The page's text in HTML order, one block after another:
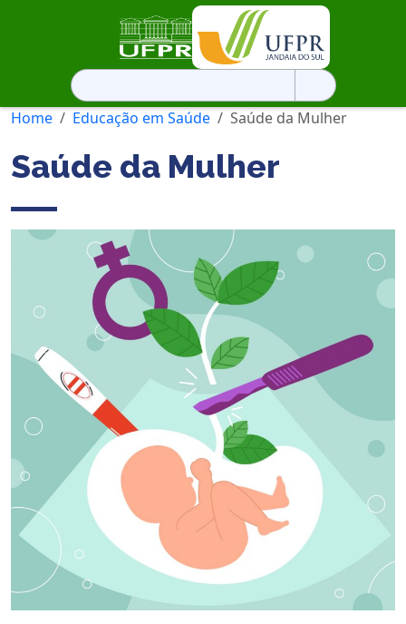
Pesquisar
por:
Home
Educação em Saúde Saúde da Mulher
Saúde da Mulher